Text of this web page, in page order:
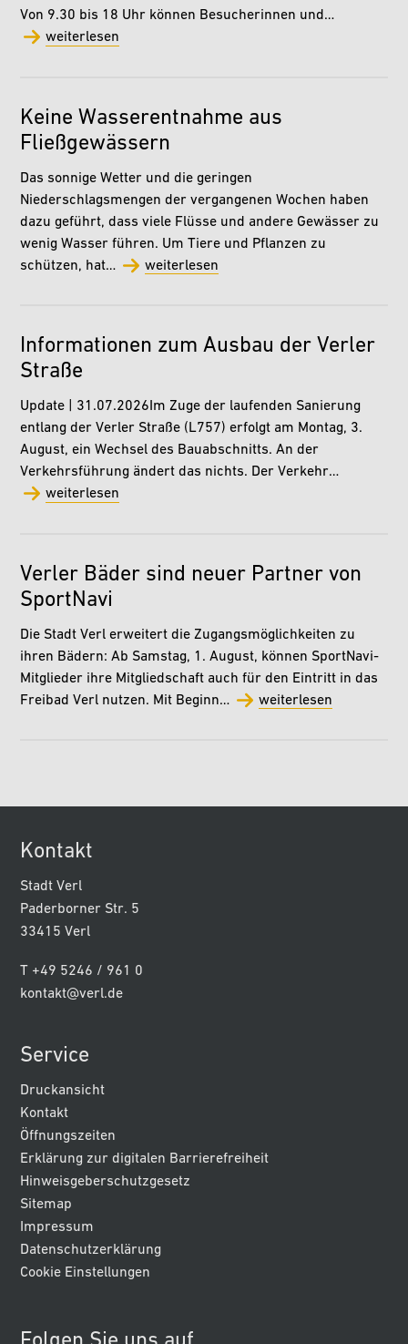
Von 9.30 bis 18 Uhr können Besucherinnen und…
weiterlesen
Keine Wasserentnahme aus
Fließgewässern
Das sonnige Wetter und die geringen
Niederschlagsmengen der vergangenen Wochen haben
dazu geführt, dass viele Flüsse und andere Gewässer zu
wenig Wasser führen. Um Tiere und Pflanzen zu
schützen, hat…
weiterlesen
Informationen zum Ausbau der Verler
Straße
Update | 31.07.2026Im Zuge der laufenden Sanierung
entlang der Verler Straße (L757) erfolgt am Montag, 3.
August, ein Wechsel des Bauabschnitts. An der
Verkehrsführung ändert das nichts. Der Verkehr…
weiterlesen
Verler Bäder sind neuer Partner von
SportNavi
Die Stadt Verl erweitert die Zugangsmöglichkeiten zu
ihren Bädern: Ab Samstag, 1. August, können SportNavi-
Mitglieder ihre Mitgliedschaft auch für den Eintritt in das
Freibad Verl nutzen. Mit Beginn…
weiterlesen
Kontakt
Stadt Verl
Paderborner Str. 5
33415 Verl
T +49 5246 / 961 0
kontakt@verl.de
Service
Druckansicht
Kontakt
Öffnungszeiten
Erklärung zur digitalen Barrierefreiheit
Hinweisgeberschutzgesetz
Sitemap
Impressum
Datenschutzerklärung
Cookie Einstellungen